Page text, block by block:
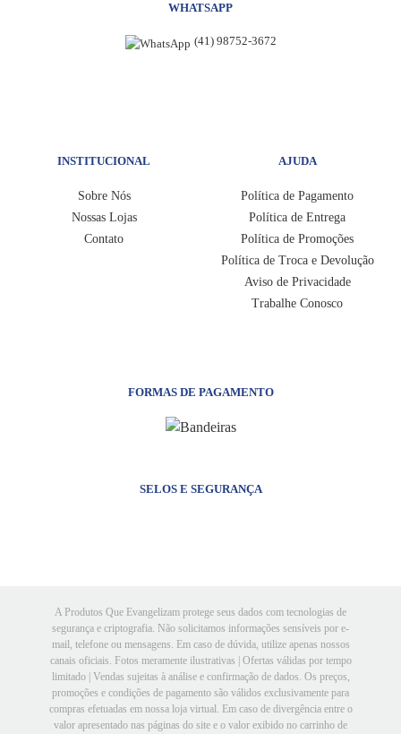
WHATSAPP
(41) 98752-3672
INSTITUCIONAL
Sobre Nós
Nossas Lojas
Contato
AJUDA
Política de Pagamento
Política de Entrega
Política de Promoções
Política de Troca e Devolução
Aviso de Privacidade
Trabalhe Conosco
FORMAS DE PAGAMENTO
SELOS E SEGURANÇA
A Produtos Que Evangelizam protege seus dados com tecnologias de
segurança e criptografia. Não solicitamos informações sensíveis por e-
mail, telefone ou mensagens. Em caso de dúvida, utilize apenas nossos
canais oficiais. Fotos meramente ilustrativas | Ofertas válidas por tempo
limitado | Vendas sujeitas à análise e confirmação de dados. Os preços,
promoções e condições de pagamento são válidos exclusivamente para
compras efetuadas em nossa loja virtual. Em caso de divergência entre o
valor apresentado nas páginas do site e o valor exibido no carrinho de